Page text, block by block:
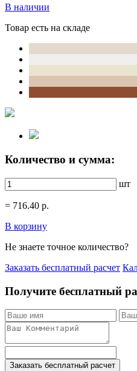
В наличии
Товар есть на складе
Количество и сумма:
шт
= 716.40 р.
В корзину
Не знаете точное количество?
Заказать бесплатный расчет
Получите бесплатный
Заказать бесплатный расчет